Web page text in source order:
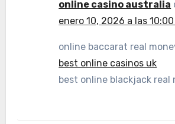
online casino australia
enero 10, 2026 a las
online baccarat real
best online casinos uk
best online blackjack real